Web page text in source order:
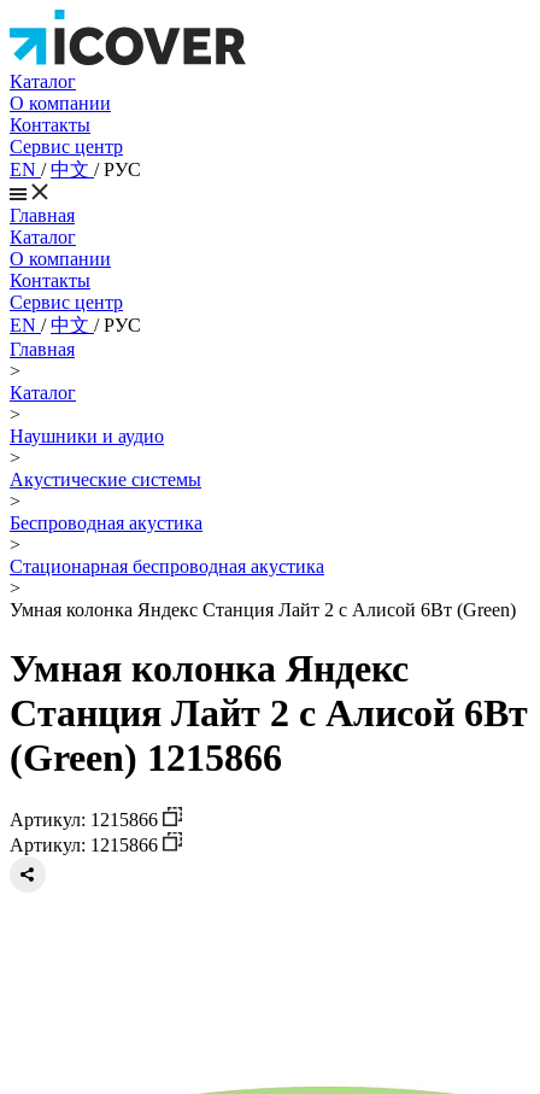
Каталог
О компании
Контакты
Сервис центр
EN /中文 /РУС
Главная
Каталог
О компании
Контакты
Сервис центр
EN /中文 /РУС
Главная
>
Каталог
>
Наушники и аудио
>
Акустические системы
>
Беспроводная акустика
>
Стационарная беспроводная акустика
>
Умная колонка Яндекс Станция Лайт 2 с Алисой 6Вт (Green)
Умная колонка Яндекс
Станция Лайт 2 с Алисой 6Вт
(Green) 1215866
Артикул: 1215866
Артикул: 1215866